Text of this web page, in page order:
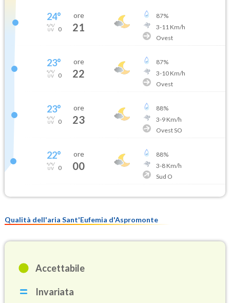
24°
0
ore
21
87%
3-11 Km/h
Ovest
23°
0
ore
22
87%
3-10Km/h
Ovest
23°
0
ore
23
88%
3-9Km/h
Ovest SO
22°
0
ore
00
88%
3-8Km/h
Sud O
Qualità dell'aria Sant'Eufemia d'Aspromonte
Accettabile
Invariata